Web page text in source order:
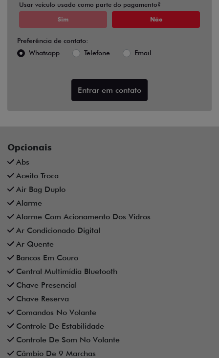
Usar veículo usado como parte do pagamento?
Sim Não
Preferência de contato:
Whatsapp
Telefone Email
Entrar em contato
Opcionais
Abs
Aceito Troca
Air Bag Duplo
Alarme
Alarme Com Acionamento Dos Vidros
Ar Condicionado Digital
Ar Quente
Bancos Em Couro
Central Multimídia Bluetooth
Chave Presencial
Chave Reserva
Comandos No Volante
Controle De Estabilidade
Controle De Som No Volante
Câmbio De 9 Marchas